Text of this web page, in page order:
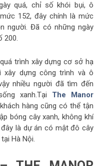
quá, chỉ số khói bụi, ô
152, đây chính là mức
người. Đã có những ngày
200.
trình xây dựng cơ sở hạ
xây dựng công trình và ô
nhiều người đã tìm đến
xanh.Tại The Manor
hàng cũng có thể tận
bóng cây xanh, không khí
là dự án có mật đô cây
Hà Nội.